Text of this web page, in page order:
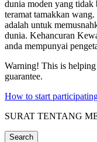
dunia moden yang tidak
teramat tamakkan
adalah untuk
dunia. Kehancuran
anda mempunyai
Warning! This is
guarantee.
How to start
SURAT TENTANG
Search